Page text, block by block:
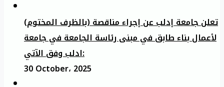
تعلن جامعة إدلب عن إجراء مناقصة (بالظرف المختوم)
لأعمال بناء طابق في مبنى رئاسة الجامعة في جامعة
ادلب وفق الآتي:
30 October، 2025